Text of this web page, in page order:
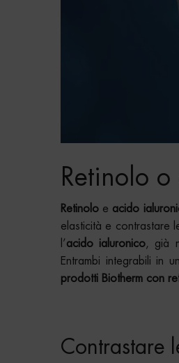
Retinolo
Retinolo e acido
elasticità e contrastare
l’acido ialuronico, già
Entrambi integrabili in
prodotti Biotherm con
Contrastare